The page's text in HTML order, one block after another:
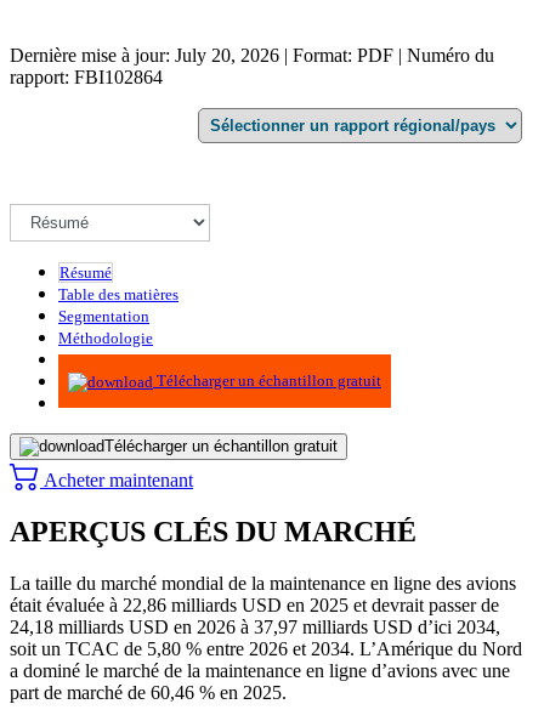
Dernière mise à jour: July 20, 2026 | Format: PDF | Numéro du
rapport: FBI102864
Résumé
Table des matières
Segmentation
Méthodologie
Infographie
Télécharger un échantillon gratuit
Télécharger un échantillon gratuit
Acheter maintenant
APERÇUS CLÉS DU MARCHÉ
La taille du marché mondial de la maintenance en ligne des avions
était évaluée à 22,86 milliards USD en 2025 et devrait passer de
24,18 milliards USD en 2026 à 37,97 milliards USD d’ici 2034,
soit un TCAC de 5,80 % entre 2026 et 2034. L’Amérique du Nord
a dominé le marché de la maintenance en ligne d’avions avec une
part de marché de 60,46 % en 2025.